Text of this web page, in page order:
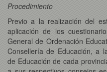
Procedimiento
Previo a la realización del
aplicación de los
General de Ordenación
Consellería de Educación, a
de Educación de cada